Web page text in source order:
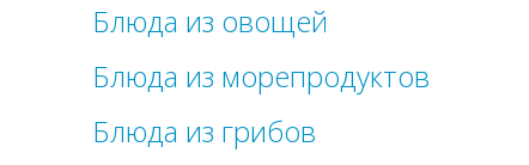
Блюда из овощей
Блюда из морепродуктов
Блюда из грибов